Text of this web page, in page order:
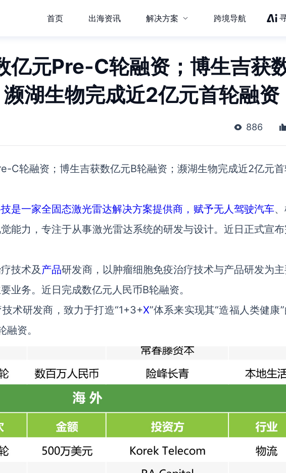
首页 出海资讯 解决方案 跨境导航
亿元Pre-C轮融资；博生吉获
湖生物完成近2亿元首轮融资
886
C轮融资；博生吉获数亿元B轮融资；濒湖生物完成近2亿元
是一家全固态激光雷达解决方案提供商，赋予无人驾驶汽车
能力，专注于从事激光雷达系统的研发与设计。近日正式宣
技术及 产品研发商，以肿瘤细胞免疫治疗技术与产品研发为
业务。近日完成数亿元人民币B轮融资。
术研发商，致力于打造“1+3+X”体系来实现其“造福人类健康
资。